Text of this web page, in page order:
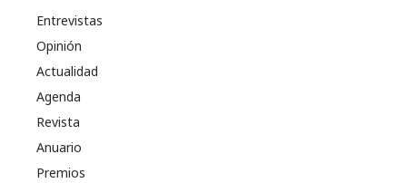
Entrevistas
Opinión
Actualidad
Agenda
Revista
Anuario
Premios